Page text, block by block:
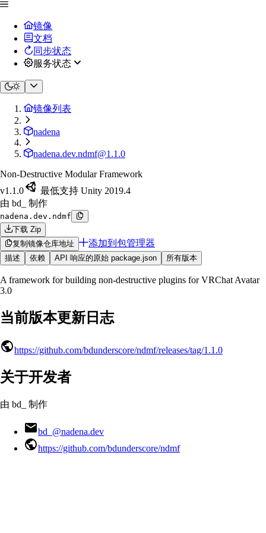
镜像
文档
同步状态
服务状态
镜像列表
nadena
nadena.dev.ndmf@1.1.0
Non-Destructive Modular Framework
v1.1.0
最低支持 Unity 2019.4
由 bd_ 制作
nadena.dev.ndmf
下载 Zip
复制镜像仓库地址
添加到包管理器
描述 依赖 API 响应的原始 package.json 所有版本
A framework for building non-destructive plugins for VRChat Avatar
3.0
当前版本更新日志
https://github.com/bdunderscore/ndmf/releases/tag/1.1.0
关于开发者
由 bd_ 制作
bd_@nadena.dev
https://github.com/bdunderscore/ndmf